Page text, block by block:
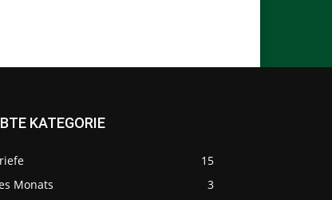
KATEGORIE
15
Monats
3